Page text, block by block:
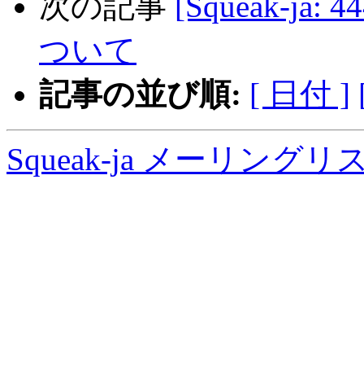
ついて
記事の並び順: [ 日付 ]
Squeak-ja メーリングリ